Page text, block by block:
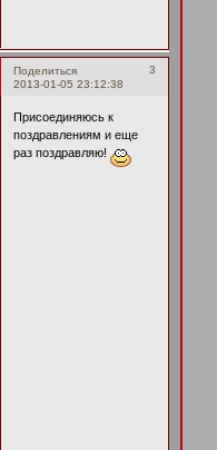
Поделиться
3
2013-01-05 23:12:38
Присоединяюсь к
поздравлениям и еще
раз поздравляю!